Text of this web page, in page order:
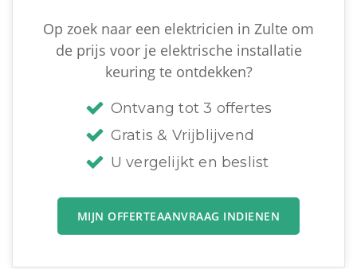
Op zoek naar een elektricien in Zulte om
de prijs voor je elektrische installatie
keuring te ontdekken?
Ontvang tot 3 offertes
Gratis & Vrijblijvend
U vergelijkt en beslist
MIJN OFFERTEAANVRAAG INDIENEN